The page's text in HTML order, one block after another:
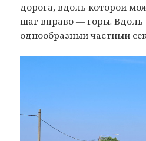
дорога, вдоль которой
шаг вправо — горы. Вдоль
однообразный частный